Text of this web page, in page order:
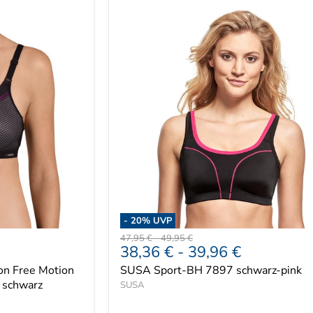
Free Motion
- 20% UVP
Ursprünglicher
Preis
47,95 €-Ursprünglicher
Preis
49,95 €
38,36 €- 39,96 €
SUSA Sport-BH 7897 schwarz-pink
SUSA